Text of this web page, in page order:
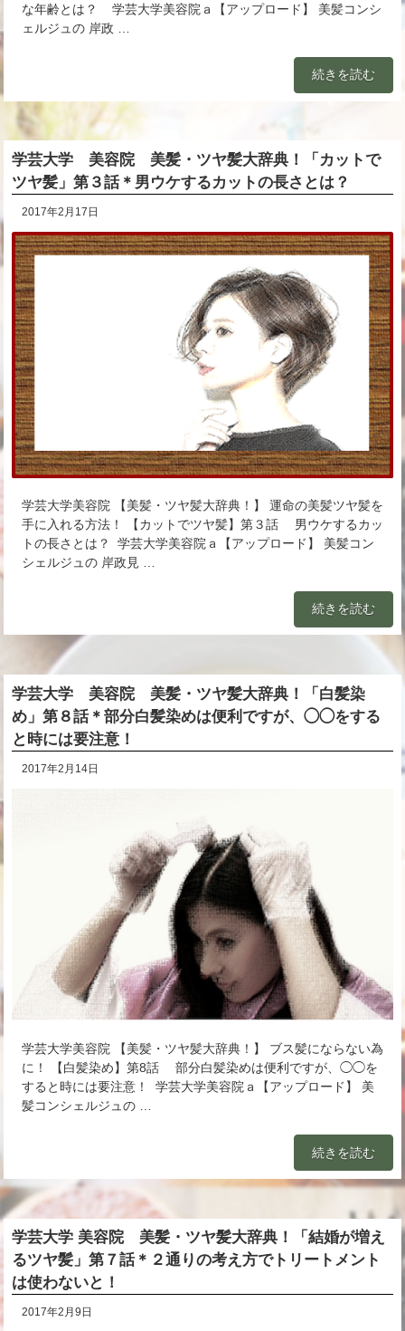
な年齢とは？ 学芸大学美容院ａ【アップロード】 美髪コンシ
ェルジュの 岸政 …
続きを読む
学芸大学 美容院 美髪・ツヤ髪大辞典！「カットで
ツヤ髪」第３話＊男ウケするカットの長さとは？
2017年2月17日
学芸大学美容院 【美髪・ツヤ髪大辞典！】 運命の美髪ツヤ髪を
手に入れる方法！ 【カットでツヤ髪】第３話 男ウケするカッ
トの長さとは？ 学芸大学美容院ａ【アップロード】 美髪コン
シェルジュの 岸政見 …
続きを読む
学芸大学 美容院 美髪・ツヤ髪大辞典！「白髪染
め」第８話＊部分白髪染めは便利ですが、◯◯をする
と時には要注意！
2017年2月14日
学芸大学美容院 【美髪・ツヤ髪大辞典！】 ブス髪にならない為
に！ 【白髪染め】第8話 部分白髪染めは便利ですが、◯◯を
すると時には要注意！ 学芸大学美容院ａ【アップロード】 美
髪コンシェルジュの …
続きを読む
学芸大学 美容院 美髪・ツヤ髪大辞典！「結婚が増え
るツヤ髪」第７話＊２通りの考え方でトリートメント
は使わないと！
2017年2月9日